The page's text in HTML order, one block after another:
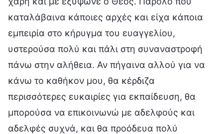
καταλάβαινα κάποιες αρχές και είχα κάποια
εμπειρία στο κήρυγμα του ευαγγελίου,
υστερούσα πολύ και πάλι στη συναναστροφή
πάνω στην αλήθεια. Αν πήγαινα αλλού για να
κάνω το καθήκον μου, θα κέρδιζα
περισσότερες ευκαιρίες για εκπαίδευση, θα
μπορούσα να επικοινωνώ με αδελφούς και
αδελφές συχνά, και θα προόδευα πολύ